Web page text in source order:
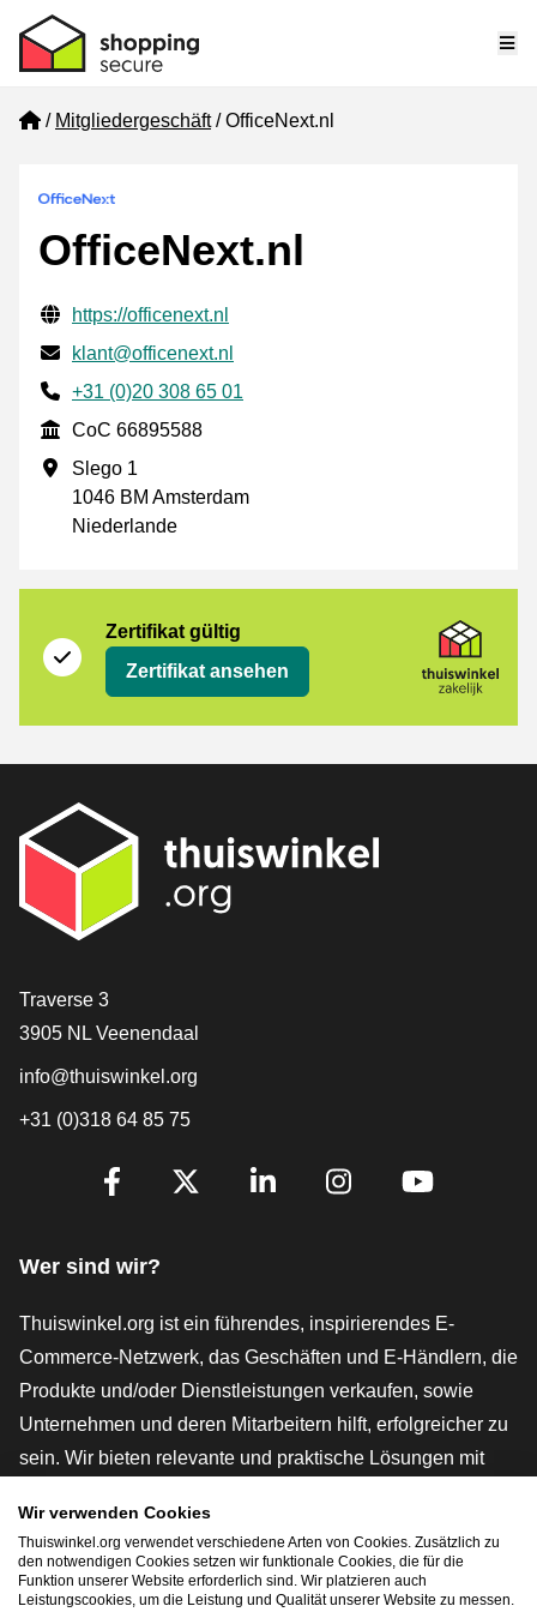
Home
Mitgliedergeschäft OfficeNext.nl
OfficeNext.nl
Geprüfte Kontaktinformationen
Website URL
https://officenext.nl
E-mail
klant@officenext.nl
Phone number
+31 (0)20 308 65 01
CoC
CoC 66895588
Geschäftsadresse
Slego 1
1046 BM Amsterdam
Niederlande
Zertifikat gültig
Zertifikat ansehen
[_General:Contact]
Traverse 3
3905 NL Veenendaal
info@thuiswinkel.org
+31 (0)318 64 85 75
[_General:SocialMediaTitle]
Wer sind wir?
Thuiswinkel.org ist ein führendes, inspirierendes E-
Commerce-Netzwerk, das Geschäften und E-Händlern, die
Produkte und/oder Dienstleistungen verkaufen, sowie
Unternehmen und deren Mitarbeitern hilft, erfolgreicher zu
sein. Wir bieten relevante und praktische Lösungen mit
rechtlichen Instrumenten und Beratung,
Interessenvertretung, Marktforschung und verfügen über
eine eigene Bildungsplattform, die Thuiswinkel e-
Wir verwenden Cookies
Thuiswinkel.org verwendet verschiedene Arten von Cookies. Zusätzlich zu
den notwendigen Cookies setzen wir funktionale Cookies, die für die
Funktion unserer Website erforderlich sind. Wir platzieren auch
Leistungscookies, um die Leistung und Qualität unserer Website zu messen.